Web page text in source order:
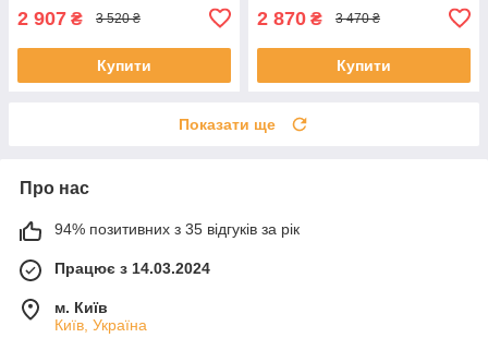
2 907 ₴ 3 520 ₴
Купити
2 870 ₴ 3 470 ₴
Купити
Показати ще
Про нас
94% позитивних з 35 відгуків за рік
Працює з 14.03.2024
м. Київ
Київ, Україна